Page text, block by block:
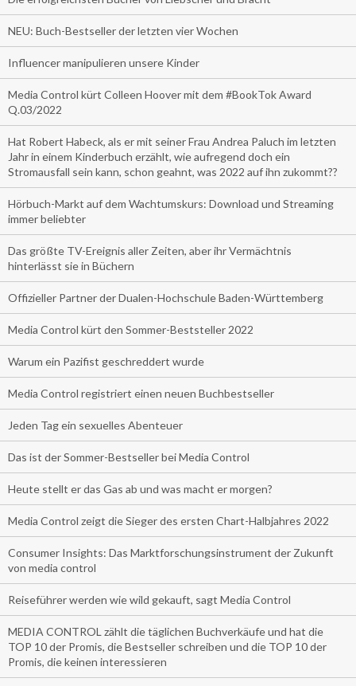
NEU: Buch-Bestseller der letzten vier Wochen
Influencer manipulieren unsere Kinder
Media Control kürt Colleen Hoover mit dem #BookTok Award
Q.03/2022
Hat Robert Habeck, als er mit seiner Frau Andrea Paluch im letzten
Jahr in einem Kinderbuch erzählt, wie aufregend doch ein
Stromausfall sein kann, schon geahnt, was 2022 auf ihn zukommt??
Hörbuch-Markt auf dem Wachtumskurs: Download und Streaming
immer beliebter
Das größte TV-Ereignis aller Zeiten, aber ihr Vermächtnis
hinterlässt sie in Büchern
Offizieller Partner der Dualen-Hochschule Baden-Württemberg
Media Control kürt den Sommer-Beststeller 2022
Warum ein Pazifist geschreddert wurde
Media Control registriert einen neuen Buchbestseller
Jeden Tag ein sexuelles Abenteuer
Das ist der Sommer-Bestseller bei Media Control
Heute stellt er das Gas ab und was macht er morgen?
Media Control zeigt die Sieger des ersten Chart-Halbjahres 2022
Consumer Insights: Das Marktforschungsinstrument der Zukunft
von media control
Reiseführer werden wie wild gekauft, sagt Media Control
MEDIA CONTROL zählt die täglichen Buchverkäufe und hat die
TOP 10 der Promis, die Bestseller schreiben und die TOP 10 der
Promis, die keinen interessieren